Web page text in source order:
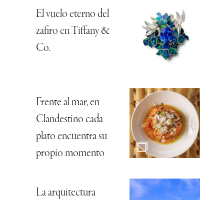
El vuelo eterno del
zafiro en Tiffany &
Co.
Frente al mar, en
Clandestino cada
plato encuentra su
propio momento
La arquitectura